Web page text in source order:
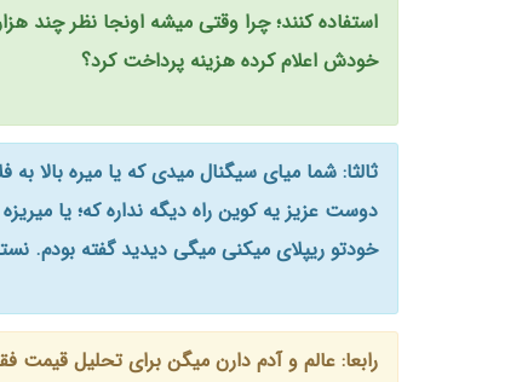
استفاده کنند؛ چرا وقتی میشه اونجا نظر چند
خودش اعلام کرده هزینه پرداخت کرد؟
ثالثا: شما میای سیگنال میدی که یا میره
دوست عزیز یه کوین راه دیگه نداره که؛ یا
خودتو ریپلای میکنی میگی دیدید گفته بودم.
رابعا: عالم و آدم دارن میگن برای تحلیل قیمت